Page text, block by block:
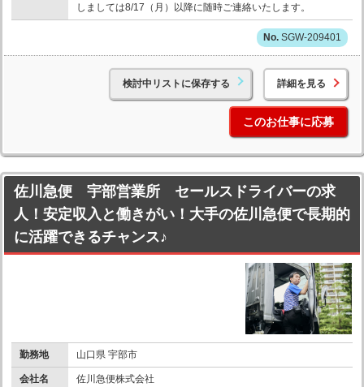
しましては8/17（月）以降に随時ご連絡いたします。
SGW-209401
検討中リストに保存する 詳細を見る
このお仕事に応募
佐川急便 宇部営業所 セールスドライバーの求
人！安定収入と働きがい！大手の佐川急便で長期的
に活躍できるチャンス♪
勤務地 山口県 宇部市
会社名 佐川急便株式会社